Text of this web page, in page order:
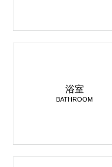
浴室
BATHROOM